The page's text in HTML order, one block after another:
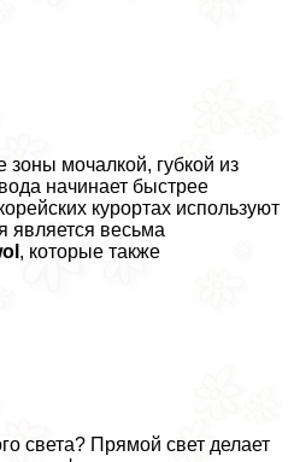
мочалкой, губкой из
начинает быстрее
курортах используют
является весьма
, которые также
света? Прямой свет делает